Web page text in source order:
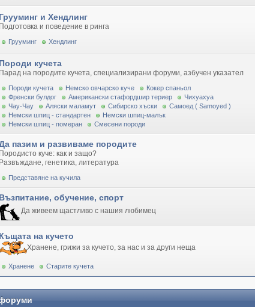
Грууминг и Хендлинг
Подготовка и поведение в ринга
Грууминг Хендлинг
Породи кучета
Парад на породите кучета, специализирани форуми, азбучен указател
Породи кучета Немско овчарско куче
Кокер спаньол
Френски булдог
Американски стафордшир териер
Чихуахуа
Чау-Чау
Аляски маламут Сибирско хъски
Самоед ( Samoyed )
Немски шпиц - стандартен
Немски шпиц-малък
Немски шпиц - померан
Смесени породи
пазим и развиваме породите
Породисто куче: как и защо?
Развъждане, генетика, литература
Представяне на кучила
Възпитание, обучение, спорт
Да живеем щастливо с нашия любимец
Къщата на кучето
Хранене, грижи за кучето, за нас и за други неща
Хранене Старите кучета